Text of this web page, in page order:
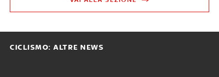
CICLISMO: ALTRE NEWS